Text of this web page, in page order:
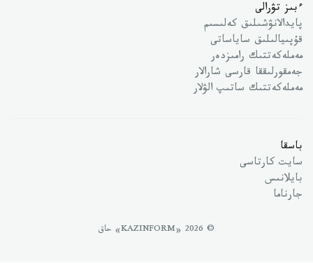
ءبىز تۋرالى
پايدالانۋشىلىق كەلىسىم
قۇپىيالىلىق ساياساتى
مەملەكەتتىك رامىزدەر
جەمقورلىققا قارسى شارالار
مەملەكەتتىك ساتىپ الۋلار
باسقا
سايت كارتاسى
بايلانىس
جارناما
© 2026 «KAZINFORM» حاق